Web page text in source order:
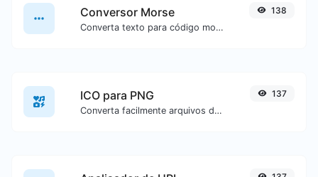
Conversor Morse
Converta texto para código morse ou vice-versa para qualquer entrada de texto.
138
ICO para PNG
Converta facilmente arquivos de imagem ICO para PNG.
137